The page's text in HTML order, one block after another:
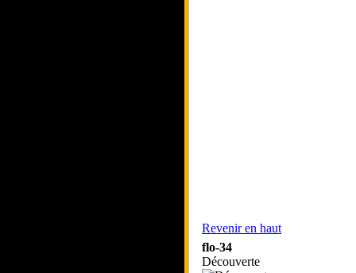
Revenir en haut
flo-34
Découverte